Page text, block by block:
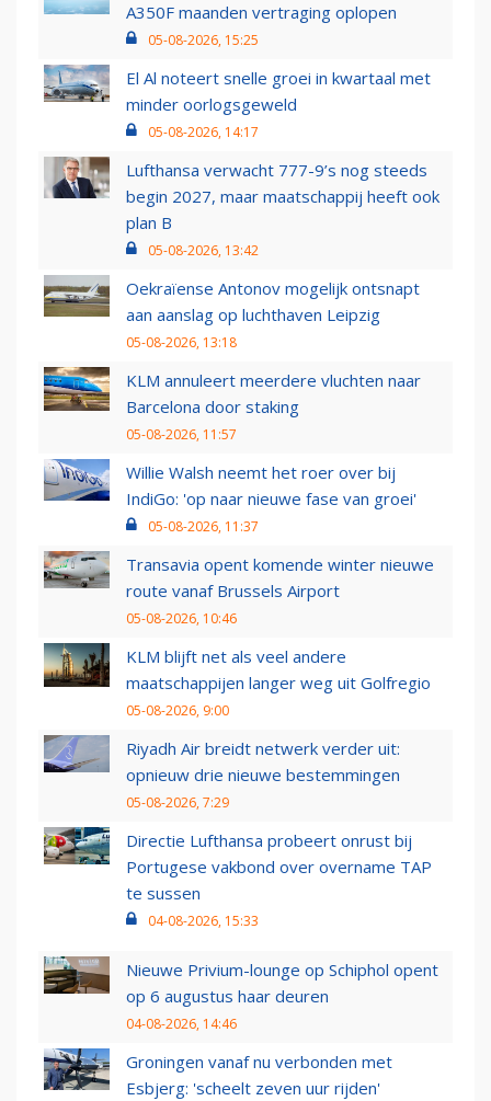
A350F maanden vertraging oplopen
05-08-2026, 15:25
El Al noteert snelle groei in kwartaal met
minder oorlogsgeweld
05-08-2026, 14:17
Lufthansa verwacht 777-9’s nog steeds
begin 2027, maar maatschappij heeft ook
plan B
05-08-2026, 13:42
Oekraïense Antonov mogelijk ontsnapt
aan aanslag op luchthaven Leipzig
05-08-2026, 13:18
KLM annuleert meerdere vluchten naar
Barcelona door staking
05-08-2026, 11:57
Willie Walsh neemt het roer over bij
IndiGo: 'op naar nieuwe fase van groei'
05-08-2026, 11:37
Transavia opent komende winter nieuwe
route vanaf Brussels Airport
05-08-2026, 10:46
KLM blijft net als veel andere
maatschappijen langer weg uit Golfregio
05-08-2026, 9:00
Riyadh Air breidt netwerk verder uit:
opnieuw drie nieuwe bestemmingen
05-08-2026, 7:29
Directie Lufthansa probeert onrust bij
Portugese vakbond over overname TAP
te sussen
04-08-2026, 15:33
Nieuwe Privium-lounge op Schiphol opent
op 6 augustus haar deuren
04-08-2026, 14:46
Groningen vanaf nu verbonden met
Esbjerg: 'scheelt zeven uur rijden'